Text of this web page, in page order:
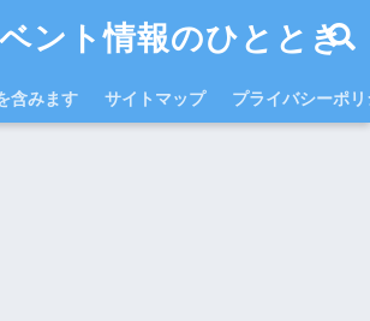
ント情報のひととき
含みます サイトマップ プライバシーポ